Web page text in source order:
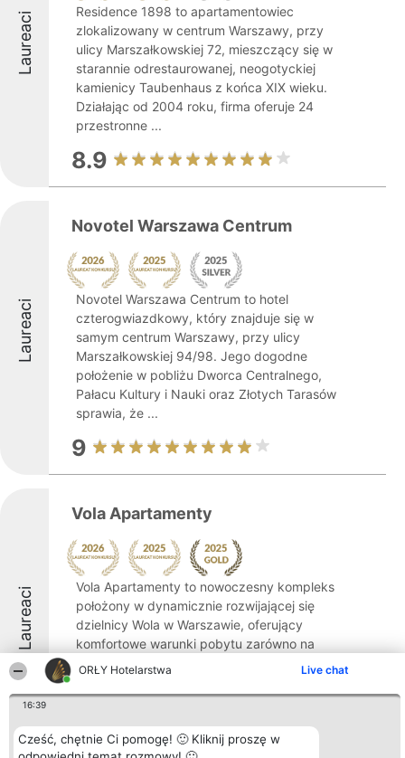
ORŁY Hotelarstwa Live chat
16:39
Cześć, chętnie Ci pomogę! 🙂 Kliknij proszę w
Laureaci
Residence 1898 to apartamentowiec
zlokalizowany w centrum Warszawy, przy
ulicy Marszałkowskiej 72, mieszczący się w
starannie odrestaurowanej, neogotyckiej
kamienicy Taubenhaus z końca XIX wieku.
Działając od 2004 roku, firma oferuje 24
przestronne ...
8.9
Laureaci
Novotel Warszawa Centrum
Novotel Warszawa Centrum to hotel
czterogwiazdkowy, który znajduje się w
samym centrum Warszawy, przy ulicy
Marszałkowskiej 94/98. Jego dogodne
położenie w pobliżu Dworca Centralnego,
Pałacu Kultury i Nauki oraz Złotych Tarasów
sprawia, że ...
9
Laureaci
Vola Apartamenty
Vola Apartamenty to nowoczesny kompleks
położony w dynamicznie rozwijającej się
dzielnicy Wola w Warszawie, oferujący
komfortowe warunki pobytu zarówno na
krótki okres, jak i przy dłuższych wizytach.
oraz ...
9